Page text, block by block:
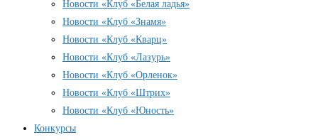
Новости «Клуб «Белая ладья»
Новости «Клуб «Знамя»
Новости «Клуб «Кварц»
Новости «Клуб «Лазурь»
Новости «Клуб «Орленок»
Новости «Клуб «Штрих»
Новости «Клуб «Юность»
Конкурсы